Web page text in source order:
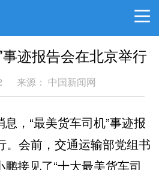
迹报告会在北京举行
来源： 中国新闻网
，“最美货车司机”事迹报
。会前，交通运输部党组书
接见了“十大最美货车司